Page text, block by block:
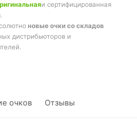
и сертифицированная
новые очки со складов
дистрибьюторов и
очков Отзывы